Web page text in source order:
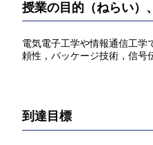
授業の目的（ねらい）
電気電子工学や情報通信工学
頼性，パッケージ技術，信号
到達目標